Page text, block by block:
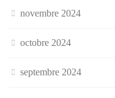
novembre 2024
octobre 2024
septembre 2024